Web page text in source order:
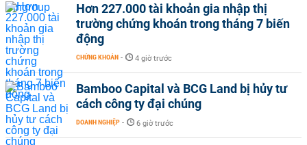
Hơn 227.000 tài khoản gia nhập thị
trường chứng khoán trong tháng 7 biến
động
CHỨNG KHOÁN - 4 giờ trước
Bamboo Capital và BCG Land bị hủy tư
cách công ty đại chúng
DOANH NGHIỆP - 6 giờ trước